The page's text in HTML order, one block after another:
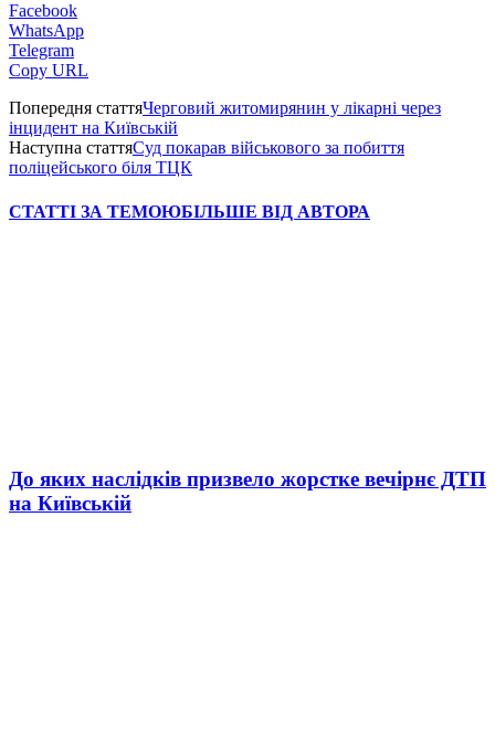
Facebook
WhatsApp
Telegram
Copy URL
Попередня статтяЧерговий житомирянин у лікарні через
інцидент на Київській
Наступна статтяСуд покарав військового за побиття
поліцейського біля ТЦК
СТАТТІ ЗА ТЕМОЮБІЛЬШЕ ВІД АВТОРА
До яких наслідків призвело жорстке вечірнє ДТП
на Київській